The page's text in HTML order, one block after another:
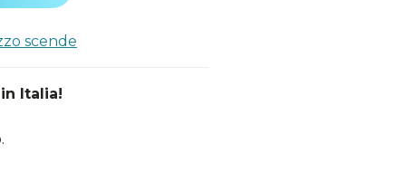
scende
Italia!